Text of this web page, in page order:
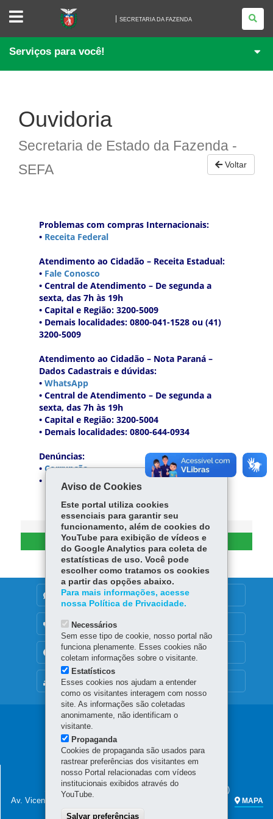
SECRETARIA
FAZENDA
SECRETARIA DA FAZENDA
Serviços para você!
Ouvidoria
Secretaria de Estado da Fazenda -
SEFA
Voltar
MAPA DO SITE
DENUNCIE CORRUPÇÃO
OUVIDORIA
TRANSPARÊNCIA INSTITUCIONAL
Navegação
principal
SECRETARIA DA FAZENDA
Sede administrativa (não há atendimento ao público)
Av. Vicente Machado, 445 - Centro
MAPA
Aviso de Cookies
Este portal utiliza cookies
essenciais para garantir seu
funcionamento, além de cookies do
YouTube para exibição de vídeos e
do Google Analytics para coleta de
estatísticas de uso. Você pode
escolher como tratamos os cookies
a partir das opções abaixo.
Para mais informações, acesse
nossa Política de Privacidade.
Necessários
Sem esse tipo de cookie, nosso portal não
funciona plenamente. Esses cookies não
coletam informações sobre o visitante.
Estatísticos
Esses cookies nos ajudam a entender
como os visitantes interagem com nosso
site. As informações são coletadas
anonimamente, não identificam o
visitante.
Propaganda
Cookies de propaganda são usados para
rastrear preferências dos visitantes em
nosso Portal relacionadas com vídeos
institucionais exibidos através do
YouTube.
Salvar preferências